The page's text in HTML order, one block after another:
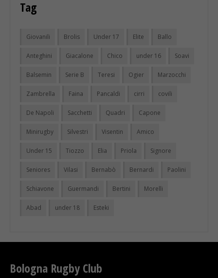
Tag
Giovanili Brolis Under 17 Elite Ballo
Anteghini Giacalone Chico under 16 Soavi
Balsemin Serie B Teresi Ogier Marzocchi
Zambrella Faina Pancaldi cirri covili
De Napoli Sacchetti Quadri Capone
Minirugby Silvestri Visentin Amico
Under 15 Tiozzo Elia Priola Signore
Seniores Vilasi Bernabò Bernardi Paolini
Schiavone Guermandi Bertini Morelli
Abad under 18 Esteki
Bologna Rugby Club